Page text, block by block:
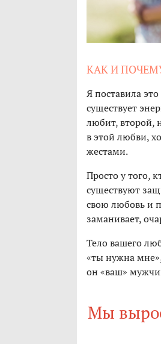
КАК И
Я поставила
существует
любит, второй,
в этой любви,
жестами.
Просто у того,
существуют
свою любовь и
заманивает,
Тело вашего
«ты нужна
он «ваш»
Мы